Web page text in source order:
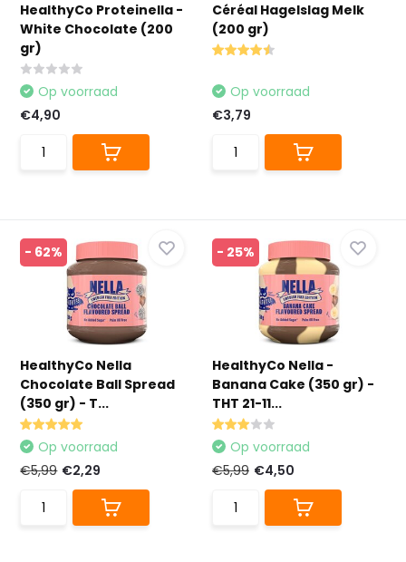
HealthyCo Proteinella -
White Chocolate (200
gr)
Op voorraad
€4,90
Céréal Hagelslag Melk
(200 gr)
Op voorraad
€3,79
- 62%
HealthyCo Nella
Chocolate Ball Spread
(350 gr) - T...
Op voorraad
€5,99 €2,29
- 25%
HealthyCo Nella -
Banana Cake (350 gr) -
THT 21-11...
Op voorraad
€5,99 €4,50